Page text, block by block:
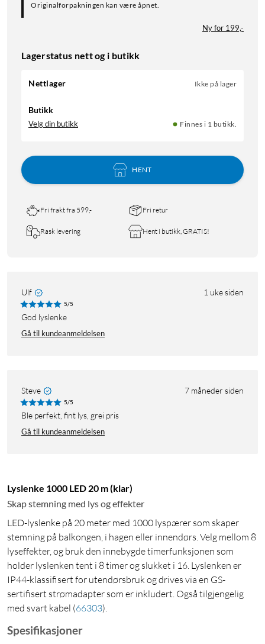
Originalforpakningen kan være åpnet.
Ny for 199,-
Lagerstatus nett og i butikk
Nettlager Ikke på lager
Butikk
Velg din butikk Finnes i 1 butikk.
HENT
Fri frakt fra 599,- Fri retur
Rask levering Hent i butikk, GRATIS!
Ulf 1 uke siden
5/5
God lyslenke
Gå til kundeanmeldelsen
Steve 7 måneder siden
5/5
Ble perfekt, fint lys, grei pris
Gå til kundeanmeldelsen
Lyslenke 1000 LED 20 m (klar)
Skap stemning med lys og effekter
LED-lyslenke på 20 meter med 1000 lyspærer som skaper
stemning på balkongen, i hagen eller innendørs. Velg mellom 8
lyseffekter, og bruk den innebygde timerfunksjonen som
holder lyslenken tent i 8 timer og slukket i 16. Lyslenken er
IP44-klassifisert for utendørsbruk og drives via en GS-
sertifisert strømadapter som er inkludert. Også tilgjengelig
med svart kabel (66303).
Spesifikasjoner